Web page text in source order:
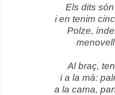
Els dits
i en tenim
Polze,
Al braç,
i a la mà:
a la cama,